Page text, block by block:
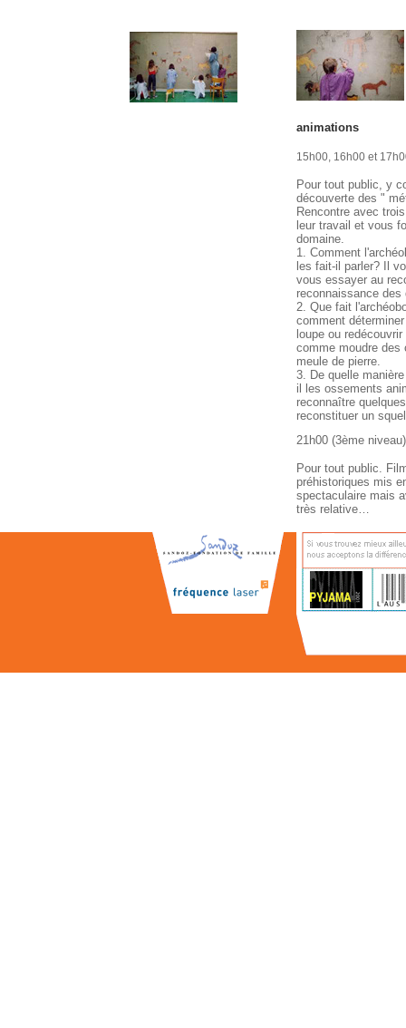
animations
15h00, 16h00 et
Pour tout public, y
découverte des "
Rencontre avec
leur travail et vous
domaine.
1. Comment
les fait-il parler? Il
vous essayer au
reconnaissance des
2. Que fait
comment
loupe ou
comme moudre des
meule de pierre.
3. De quelle
il les ossements
reconnaître
reconstituer un
21h00 (3ème
Pour tout public.
préhistoriques mis
spectaculaire mais
très relative…